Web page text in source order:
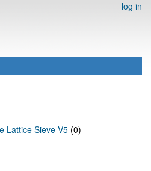
log in
Lattice Sieve V5 (0)